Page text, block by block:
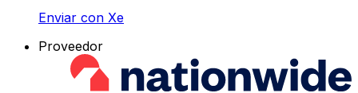
Enviar con Xe
Proveedor